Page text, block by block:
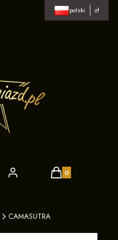
polski zł
Produkty w
CAMASUTRA